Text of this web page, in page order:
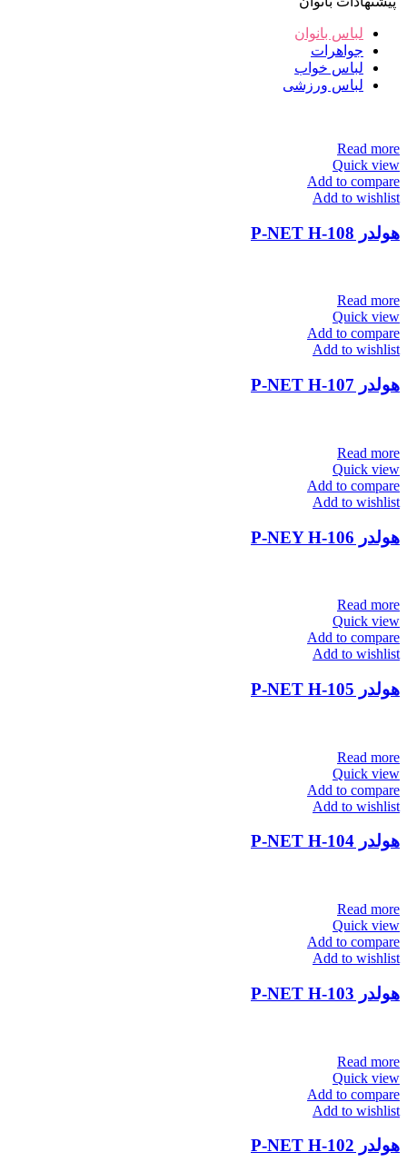
لباس بانوان
جواهرات
لباس خواب
لباس ورزشی
Read more
Quick view
Add to compare
Add to wishlist
هولدر P-NET H-108
Read more
Quick view
Add to compare
Add to wishlist
هولدر P-NET H-107
Read more
Quick view
Add to compare
Add to wishlist
هولدر P-NEY H-106
Read more
Quick view
Add to compare
Add to wishlist
هولدر P-NET H-105
Read more
Quick view
Add to compare
Add to wishlist
هولدر P-NET H-104
Read more
Quick view
Add to compare
Add to wishlist
هولدر P-NET H-103
Read more
Quick view
Add to compare
Add to wishlist
هولدر P-NET H-102